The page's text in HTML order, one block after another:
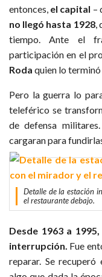
entonces, el capital –
no llegó hasta 1928,
tiempo. Ante el
participación en el
Roda quien lo
Pero la guerra lo
teleférico se
de defensa
cargaran para
Detalle de la estación
el restaurante debajo.
Desde 1963 a
interrupción. Fue
reparar. Se